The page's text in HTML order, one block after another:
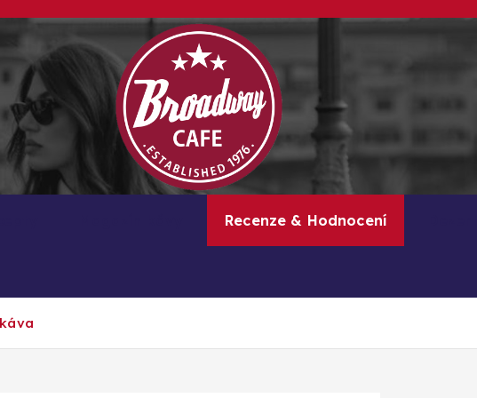
Kávové recepty, lifestyle a trendy inspirace
Recenze & Hodnocení